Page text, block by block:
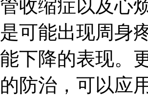
管收缩症以及心
是可能出现周身
能下降的表现。
的防治，可以应